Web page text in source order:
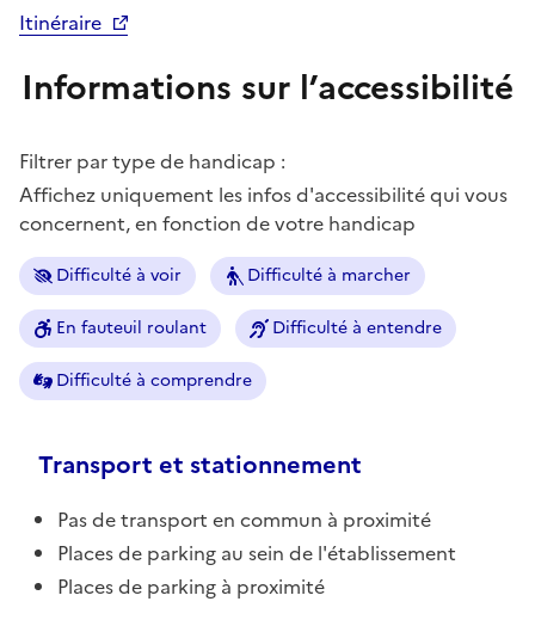
Itinéraire
Informations sur l’accessibilité
Filtrer par type de handicap :
Affichez uniquement les infos d'accessibilité qui vous
concernent, en fonction de votre handicap
Difficulté à voir Difficulté à marcher
En fauteuil roulant Difficulté à entendre
Difficulté à comprendre
Transport et stationnement
Pas de transport en commun à proximité
Places de parking au sein de l'établissement
Places de parking à proximité